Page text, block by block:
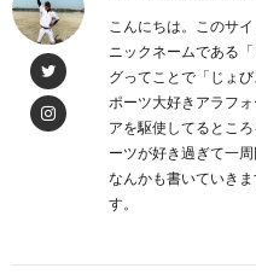
こんにちは。このサ
ニックネームである
グってことで「じょ
ポーツ大好きアラフ
アを駆使してるとこ
ーツが好き過ぎて一
なんかも書いていき
す。